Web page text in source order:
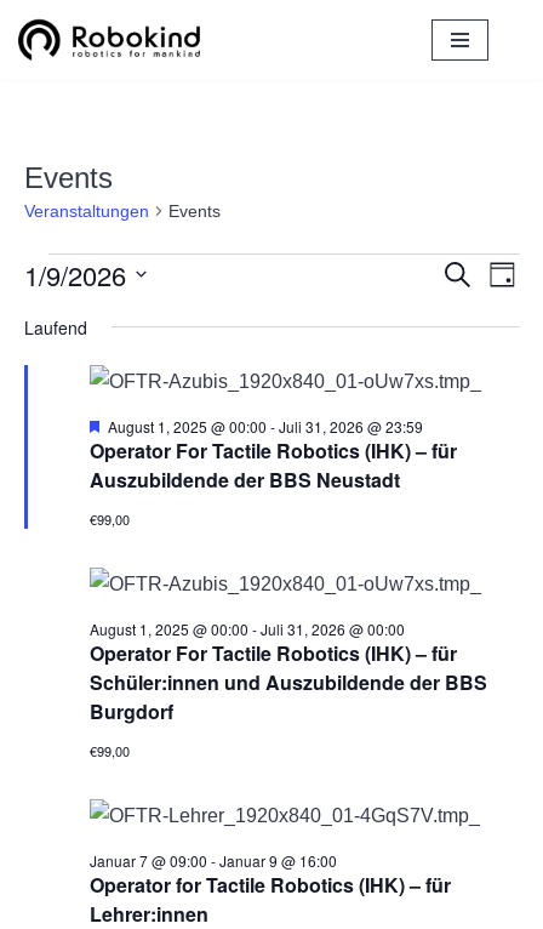
Zum
Events
Veranstaltungen Events
Suche
Suche
Tag
1/9/2026
Laufend
Operator For Tactile Robotics (IHK) – für
Auszubildende der BBS Neustadt
H
e
r
v
r
h
e
n
August 1, 2025 @ 00:00 -Juli 31, 2026 @ 23:59
€99,00
Operator For Tactile Robotics (IHK) – für
Schüler:innen und Auszubildende der BBS
Burgdorf
August 1, 2025 @ 00:00 -Juli 31, 2026 @ 00:00
€99,00
Operator for Tactile Robotics (IHK) – für
Lehrer:innen
Januar 7 @ 09:00 -Januar 9 @ 16:00